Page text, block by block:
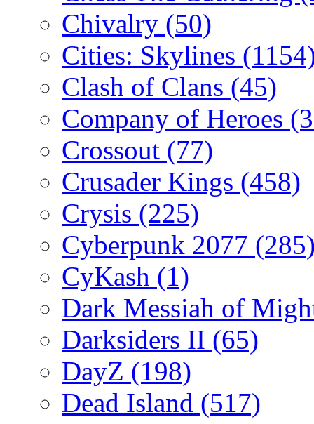
Chivalry (50)
Cities: Skylines
Clash of Clans (45)
Company of Heroes
Crossout (77)
Crusader Kings (458)
Crysis (225)
Cyberpunk 2077
CyKash (1)
Dark Messiah of
Darksiders II (65)
DayZ (198)
Dead Island (517)